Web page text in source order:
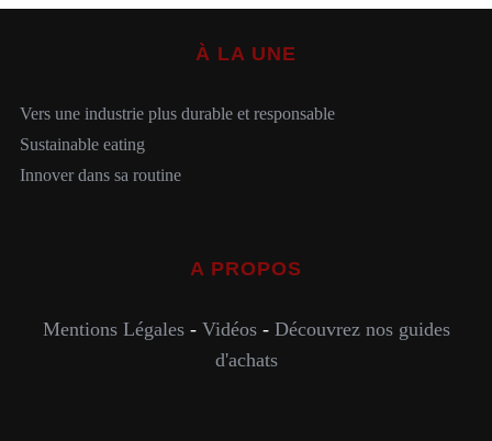
À LA UNE
Vers une industrie plus durable et responsable
Sustainable eating
Innover dans sa routine
A PROPOS
Mentions Légales- Vidéos- Découvrez nos guides
d'achats